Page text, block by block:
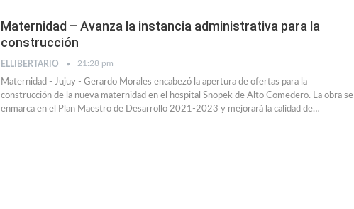
Maternidad – Avanza la instancia administrativa para la
construcción
ELLIBERTARIO 21:28 pm
Maternidad - Jujuy - Gerardo Morales encabezó la apertura de ofertas para la
construcción de la nueva maternidad en el hospital Snopek de Alto Comedero. La obra se
enmarca en el Plan Maestro de Desarrollo 2021-2023 y mejorará la calidad de…